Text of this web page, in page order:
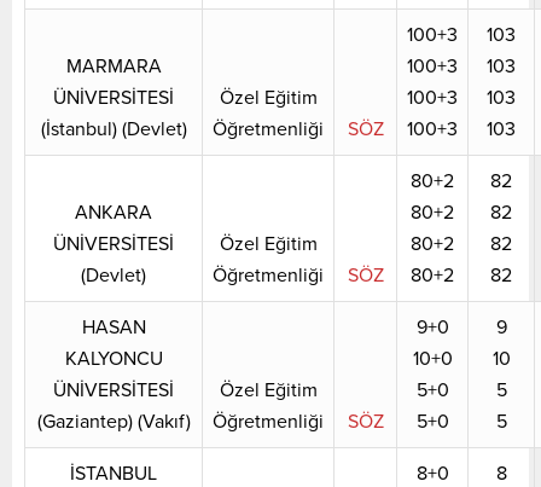
MARMARA
ÜNİVERSİTESİ
(İstanbul) (Devlet)
Özel Eğitim
Öğretmenliği
SÖZ
100+3
100+3
100+3
100+3
103
103
103
103
ANKARA
ÜNİVERSİTESİ
(Devlet)
Özel Eğitim
Öğretmenliği
SÖZ
80+2
80+2
80+2
80+2
82
82
82
82
HASAN
KALYONCU
ÜNİVERSİTESİ
(Gaziantep) (Vakıf)
Özel Eğitim
Öğretmenliği
SÖZ
9+0
10+0
5+0
5+0
9
10
5
5
İSTANBUL
8+0
8